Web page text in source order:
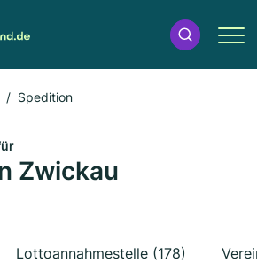
Spedition
Zwickau
Lottoannahmestelle (178)